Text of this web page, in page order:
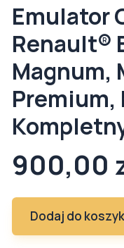
Emulator
Renault®
Magnum,
Premium,
900,00
Dodaj do